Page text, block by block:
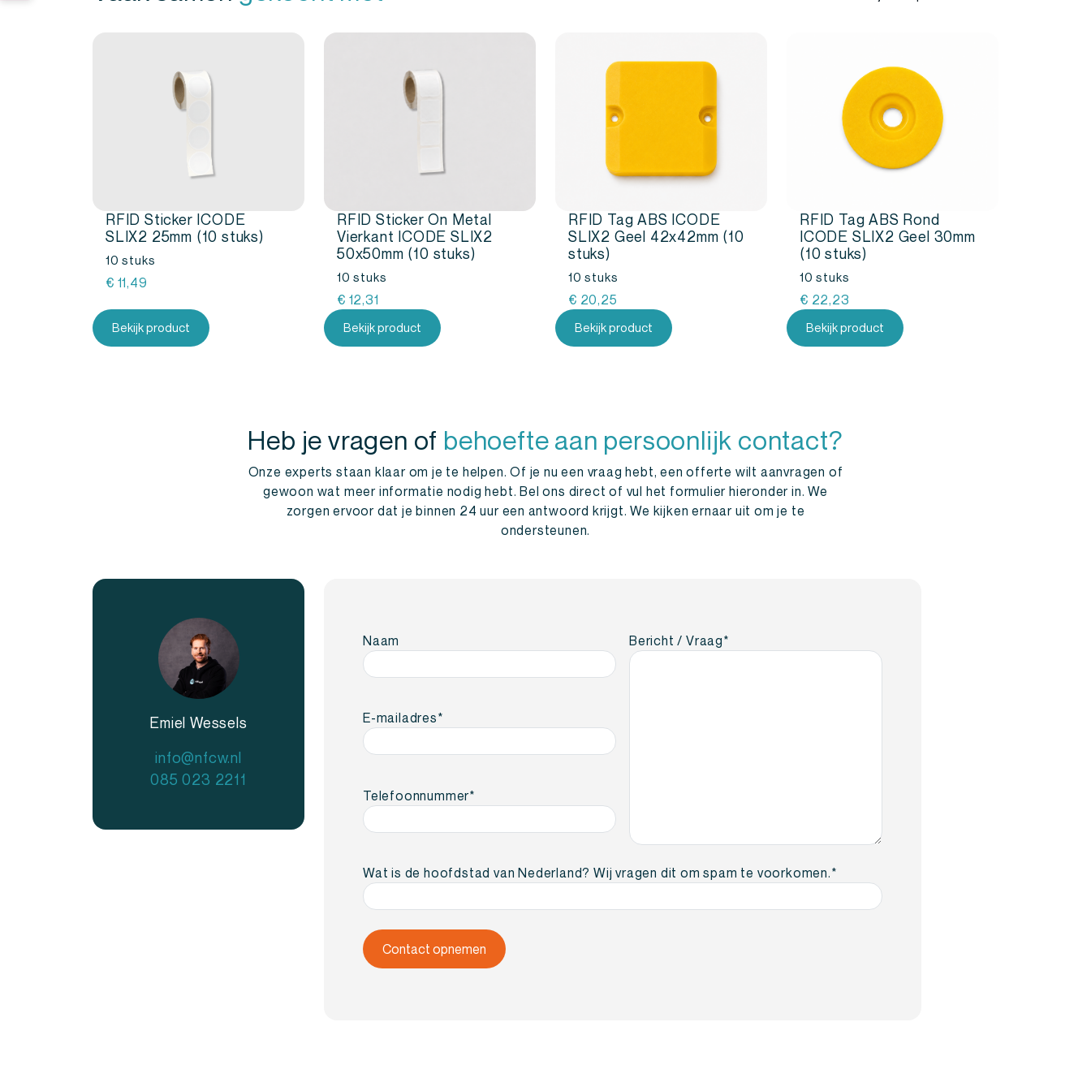
Voor registratie van onderhoud en inspecties op objecten en apparatuur.
RFID Sticker ICODE
SLIX2 25mm (10 stuks)
10 stuks
€ 11,49
Bekijk product
RFID Sticker On Metal
Vierkant ICODE SLIX2
50x50mm (10 stuks)
10 stuks
€ 12,31
Bekijk product
RFID Tag ABS ICODE
SLIX2 Geel 42x42mm (10
stuks)
10 stuks
€ 20,25
Bekijk product
RFID Tag ABS Rond
ICODE SLIX2 Geel 30mm
(10 stuks)
10 stuks
€ 22,23
Bekijk product
Heb je vragen of behoefte aan persoonlijk contact?
Onze experts staan klaar om je te helpen. Of je nu een vraag hebt, een offerte wilt aanvragen of
gewoon wat meer informatie nodig hebt. Bel ons direct of vul het formulier hieronder in. We
zorgen ervoor dat je binnen 24 uur een antwoord krijgt. We kijken ernaar uit om je te
ondersteunen.
Emiel Wessels
info@nfcw.nl
085 023 2211
Naam
E-mailadres*
Telefoonnummer*
Bericht / Vraag*
Wat is de hoofdstad van Nederland? Wij vragen dit om spam te voorkomen.*